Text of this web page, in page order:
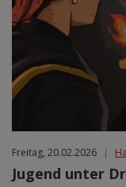
Freitag, 20.02.2026 |
Jugend unter